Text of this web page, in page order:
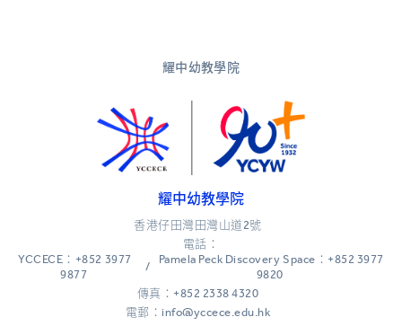
耀中幼教學院
耀中幼教學院
香港仔田灣田灣山道2號
電話：
YCCECE：+852 3977
9877
/
Pamela Peck Discovery Space：+852 3977
9820
傳真：+852 2338 4320
電郵：info@yccece.edu.hk